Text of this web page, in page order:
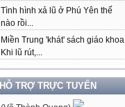
Tình hình xả lũ ở Phú Yên thế
nào rồi...
Miền Trung 'khát' sách giáo khoa
Khi lũ rút,...
HỖ TRỢ TRỰC TUYẾN